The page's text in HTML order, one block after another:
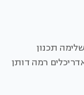
תכנון
רמה דותן